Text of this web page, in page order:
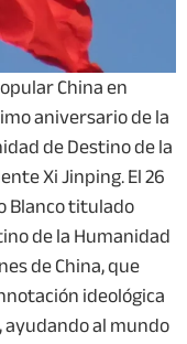
China en
aniversario de la
de Destino de la
Xi Jinping. El 26
Blanco titulado
de la Humanidad
de China, que
ideológica
al mundo